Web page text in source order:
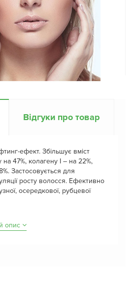
Відгуки про товар
ефект. Збільшує вміст
на 47%, колагену I – на 22%,
Застосовується для
росту волосся. Ефективно
осередкової, рубцевої
опис